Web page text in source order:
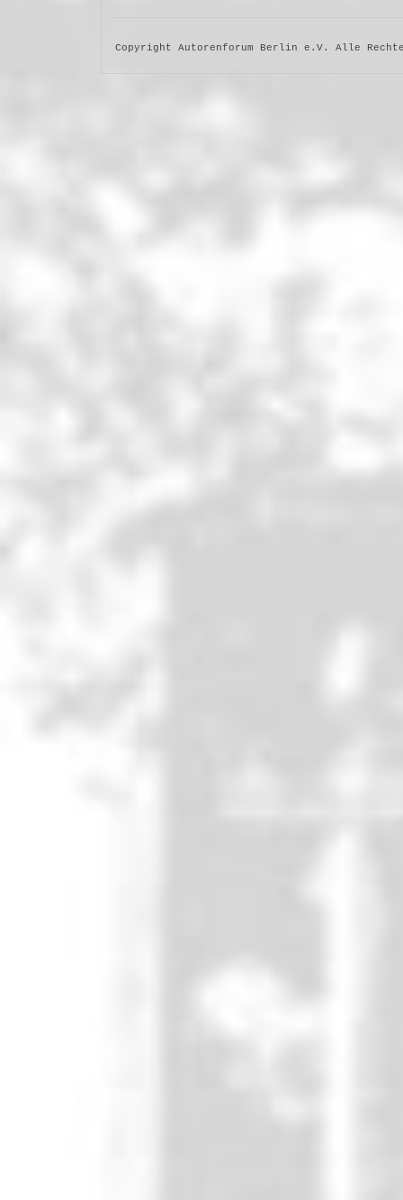
Copyright Autorenforum Berlin e.V. Alle